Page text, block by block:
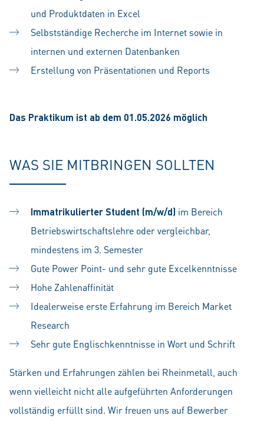
und Produktdaten in Excel
Selbstständige Recherche im Internet sowie in
internen und externen Datenbanken
Erstellung von Präsentationen und Reports
Das Praktikum ist ab dem 01.05.2026 möglich
WAS SIE MITBRINGEN SOLLTEN
Immatrikulierter Student (m/w/d) im Bereich
Betriebswirtschaftslehre oder vergleichbar,
mindestens im 3. Semester
Gute Power Point- und sehr gute Excelkenntnisse
Hohe Zahlenaffinität
Idealerweise erste Erfahrung im Bereich Market
Research
Sehr gute Englischkenntnisse in Wort und Schrift
Stärken und Erfahrungen zählen bei Rheinmetall, auch
wenn vielleicht nicht alle aufgeführten Anforderungen
vollständig erfüllt sind. Wir freuen uns auf Bewerber